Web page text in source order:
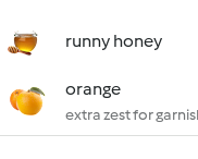
runny honey
orange
extra zest for